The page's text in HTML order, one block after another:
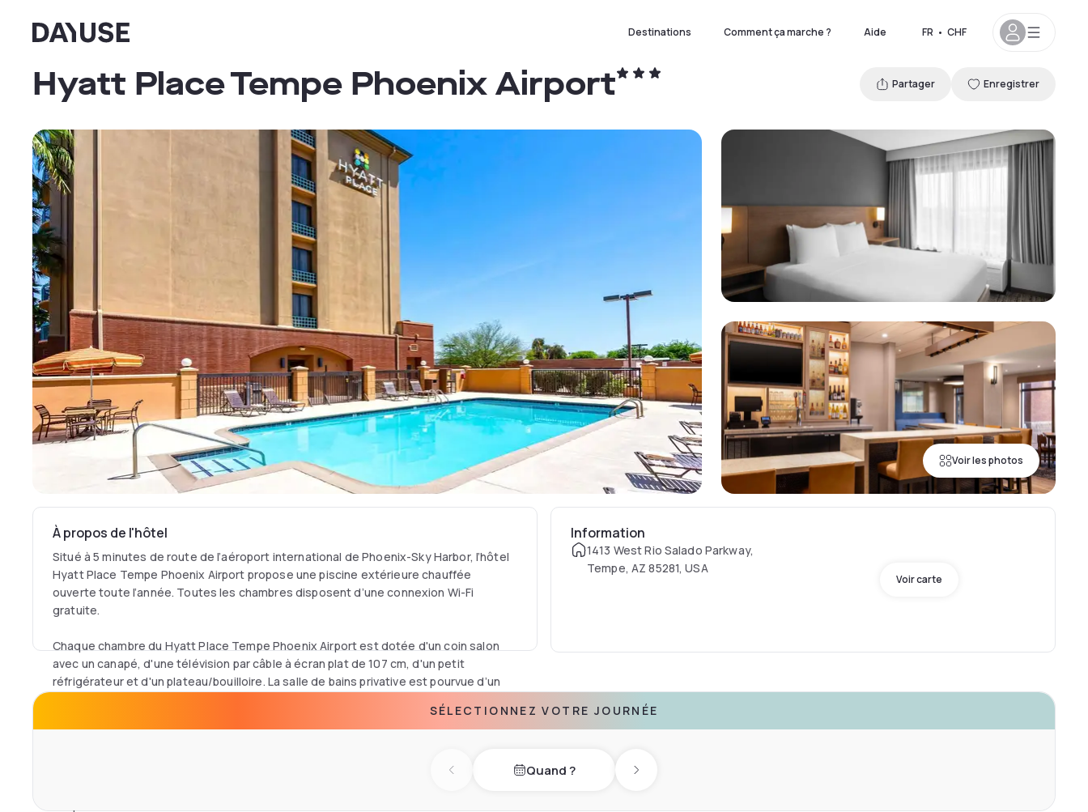
Dayuse Destinations Comment ça marche ? Aide FR • CHF
Voir les photos
Hyatt Place Tempe Phoenix Airport Partager Enregistrer
À propos de l'hôtel
Situé à 5 minutes de route de l’aéroport international de Phoenix-Sky Harbor, l’hôtel
Hyatt Place Tempe Phoenix Airport propose une piscine extérieure chauffée
ouverte toute l’année. Toutes les chambres disposent d’une connexion Wi-Fi
gratuite.
Chaque chambre du Hyatt Place Tempe Phoenix Airport est dotée d'un coin salon
avec un canapé, d'une télévision par câble à écran plat de 107 cm, d'un petit
réfrigérateur et d'un plateau/bouilloire. La salle de bains privative est pourvue d’un
Vous trouverez le café Bakery sur place au Hyatt Place Phoenix Airport Tempe. Vous
Phoenix-Sky Harbor entre 5h00 et 23h00. Un service de transfert vers la station de
Information
1413 West Rio Salado Parkway,
Tempe, AZ 85281, USA
Voir carte
SÉLECTIONNEZ VOTRE JOURNÉE
Previous dayQuand ? Next day